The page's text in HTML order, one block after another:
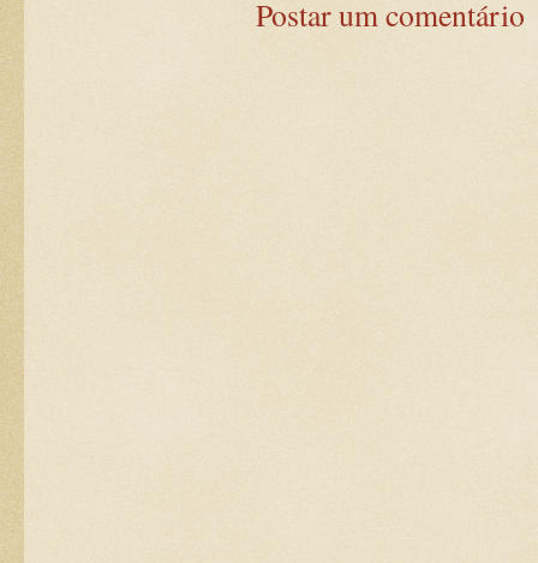
Postar um comentário